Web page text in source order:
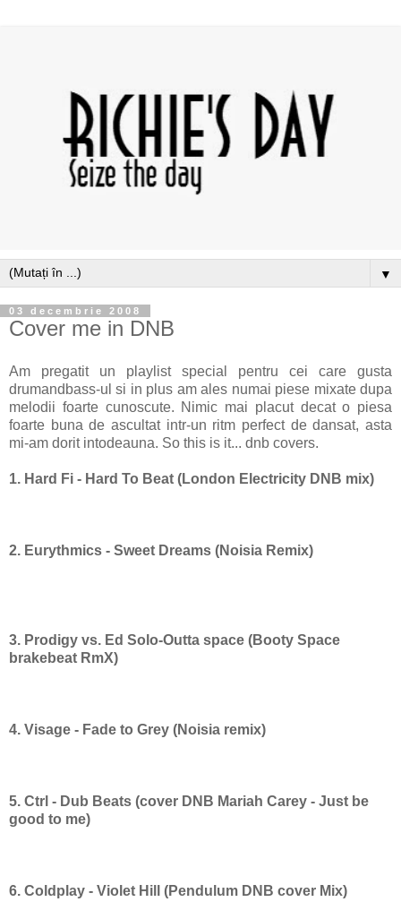
▼
03 decembrie 2008
Cover me in DNB
Am pregatit un playlist special pentru cei care gusta
drumandbass-ul si in plus am ales numai piese mixate dupa
melodii foarte cunoscute. Nimic mai placut decat o piesa
foarte buna de ascultat intr-un ritm perfect de dansat, asta
mi-am dorit intodeauna. So this is it... dnb covers.
1. Hard Fi - Hard To Beat (London Electricity DNB mix)
2. Eurythmics - Sweet Dreams (Noisia Remix)
3. Prodigy vs. Ed Solo-Outta space (Booty Space
brakebeat RmX)
4. Visage - Fade to Grey (Noisia remix)
5. Ctrl - Dub Beats (cover DNB Mariah Carey - Just be
good to me)
6. Coldplay - Violet Hill (Pendulum DNB cover Mix)